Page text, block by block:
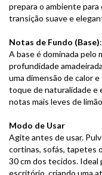
prepara o ambiente para
transição suave e
Notas de Fundo (Base)
A base é dominada pelo
profundidade
uma dimensão de calor
toque de naturalidade e
notas mais leves de
Modo de Usar
Agite antes de usar.
cortinas, sofás, tapetes
30 cm dos tecidos. Ideal
escritório, criando uma